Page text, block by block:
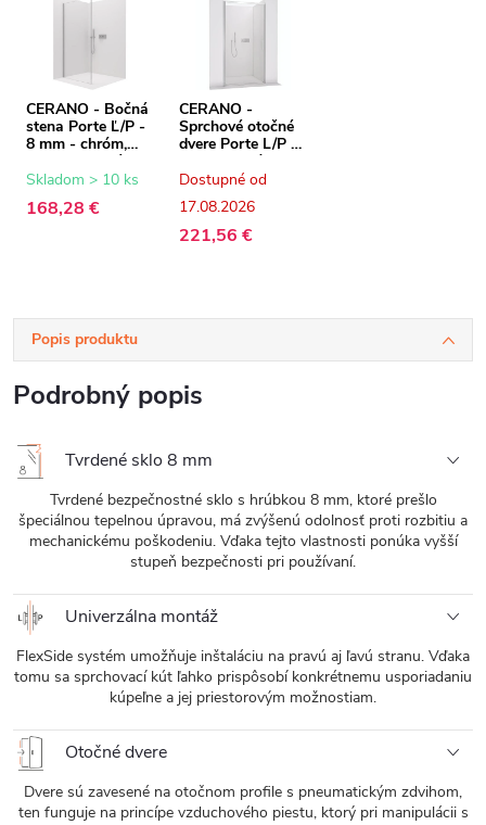
CERANO - Bočná
stena Porte Ľ/P -
8 mm - chróm,
transparentné
sklo - 100x195
Skladom > 10 ks
168,28 €
CERANO -
Sprchové otočné
dvere Porte L/P -
8 mm - chróm,
transparentné
sklo - 90x195 cm
Dostupné od
17.08.2026
221,56 €
Popis produktu
Podrobný popis
Tvrdené sklo 8 mm
Tvrdené bezpečnostné sklo s hrúbkou 8 mm, ktoré prešlo
špeciálnou tepelnou úpravou, má zvýšenú odolnosť proti rozbitiu a
mechanickému poškodeniu. Vďaka tejto vlastnosti ponúka vyšší
stupeň bezpečnosti pri používaní.
Univerzálna montáž
FlexSide systém umožňuje inštaláciu na pravú aj ľavú stranu. Vďaka
tomu sa sprchovací kút ľahko prispôsobí konkrétnemu usporiadaniu
kúpeľne a jej priestorovým možnostiam.
Otočné dvere
Dvere sú zavesené na otočnom profile s pneumatickým zdvihom,
ten funguje na princípe vzduchového piestu, ktorý pri manipulácii s